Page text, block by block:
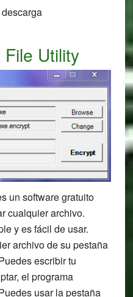
Utility
un software gratuito
cualquier archivo.
y es fácil de usar.
archivo de su pestaña
escribir tu
el programa
usar la pestaña